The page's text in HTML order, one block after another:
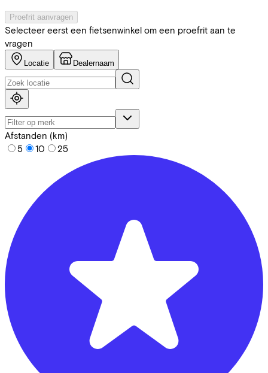
Proefrit aanvragen
Selecteer eerst een fietsenwinkel om een proefrit aan te
vragen
Locatie Dealernaam
Afstanden (km)
5
10 25